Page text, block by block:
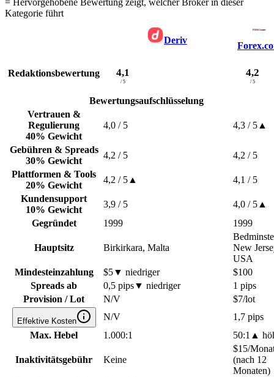
= Hervorgehobene Bewertung zeigt, welcher Broker in dieser
Kategorie führt
Deriv
Redaktionsbewertung 4,1
/ 5
4,2
/ 5
Bewertungsaufschlüsselung
Vertrauen &
Regulierung
40% Gewicht
4,0 / 5 4,3 / 5 ▲
Gebühren & Spreads
30% Gewicht
4,2 / 5 4,2 / 5
Plattformen & Tools
20% Gewicht
4,2 / 5 ▲ 4,1 / 5
Kundensupport
10% Gewicht
3,9 / 5 4,0 / 5 ▲
Gegründet
1999 1999
Hauptsitz Birkirkara, Malta
New
USA
Mindesteinzahlung
$5▼ niedriger
$100
Spreads ab
0,5 pips▼ niedriger
1 pips
Provision / Lot
N/V $7/lot
Effektive Kosten N/V
1,7 pips
Max. Hebel
1.000:1 50:1 ▲
Inaktivitätsgebühr Keine
$15/
(nach 12
Monaten)